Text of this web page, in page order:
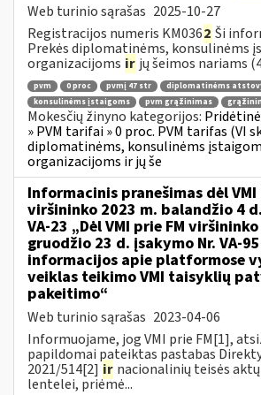
Web turinio sąrašas 2025-10-27
Registracijos numeris KM0362 Ši
Prekės diplomatinėms, konsulinėms
organizacijoms ir jų šeimos nariams
pvm 0 proc pvmį 47 str
diplomatinėms
konsulinėms įstaigoms
pvm grąžinimas
Mokesčių žinyno kategorijos:
» PVM tarifai » 0 proc. PVM tarifas (VI
diplomatinėms, konsulinėms
organizacijoms ir jų še
Informacinis pranešimas dėl VMI
viršininko 2023 m. balandžio 4
VA-23 „Dėl VMI prie FM
gruodžio 23 d. įsakymo Nr. VA-
informacijos apie platformose
veiklas teikimo VMI taisyklių
pakeitimo“
Web turinio sąrašas 2023-04-06
Informuojame, jog VMI prie FM[1],
papildomai pateiktas pastabas
2021/514[2] ir nacionalinių teisės
lentelei, priėmė...